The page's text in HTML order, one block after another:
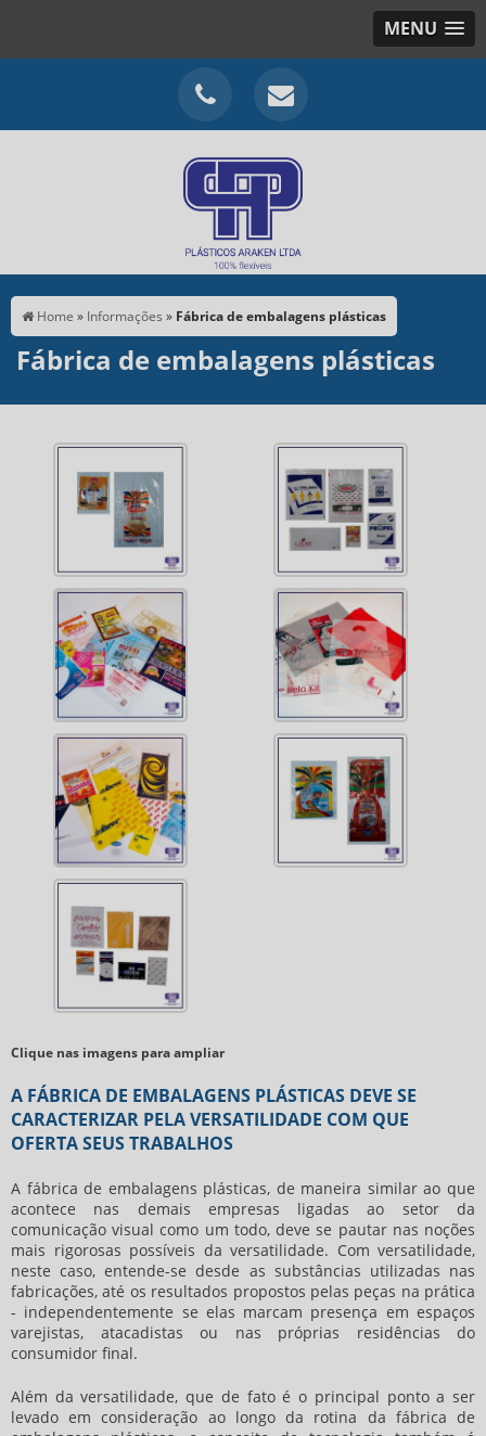
MENU
Home » Informações » Fábrica de embalagens plásticas
Fábrica de embalagens plásticas
Clique nas imagens para ampliar
A FÁBRICA DE EMBALAGENS PLÁSTICAS DEVE SE
CARACTERIZAR PELA VERSATILIDADE COM QUE
OFERTA SEUS TRABALHOS
A fábrica de embalagens plásticas, de maneira similar ao que
acontece nas demais empresas ligadas ao setor da
comunicação visual como um todo, deve se pautar nas noções
mais rigorosas possíveis da versatilidade. Com versatilidade,
neste caso, entende-se desde as substâncias utilizadas nas
fabricações, até os resultados propostos pelas peças na prática
- independentemente se elas marcam presença em espaços
varejistas, atacadistas ou nas próprias residências do
consumidor final.
Além da versatilidade, que de fato é o principal ponto a ser
levado em consideração ao longo da rotina da fábrica de